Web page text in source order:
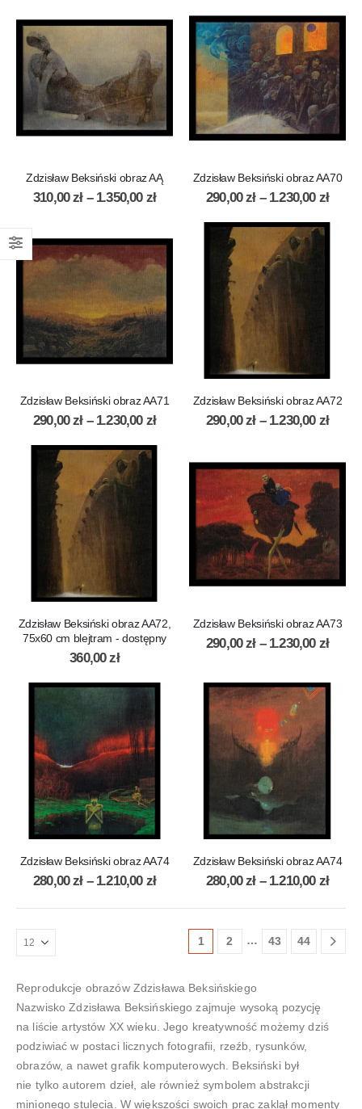
Zdzisław Beksiński obraz AĄ
310,00zł – 1.350,00 zł
Zdzisław Beksiński obraz AA70
290,00zł – 1.230,00 zł
Zdzisław Beksiński obraz AA71
290,00zł – 1.230,00 zł
Zdzisław Beksiński obraz AA72
290,00zł – 1.230,00 zł
Zdzisław Beksiński obraz AA72,
75x60 cm blejtram - dostępny
360,00zł
Zdzisław Beksiński obraz AA73
290,00zł – 1.230,00 zł
Zdzisław Beksiński obraz AA74
280,00zł – 1.210,00 zł
Zdzisław Beksiński obraz AA74
280,00zł – 1.210,00 zł
1 2 … 43 44
Reprodukcje obrazów Zdzisława Beksińskiego
Nazwisko Zdzisława Beksińskiego zajmuje wysoką pozycję
na liście artystów XX wieku. Jego kreatywność możemy dziś
podziwiać w postaci licznych fotografii, rzeźb, rysunków,
obrazów, a nawet grafik komputerowych. Beksiński był
nie tylko autorem dzieł, ale również symbolem abstrakcji
minionego stulecia. W większości swoich prac zaklął momenty